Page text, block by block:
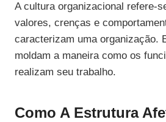
A cultura organizacional refere-
valores, crenças e
caracterizam uma organização.
moldam a maneira como os
realizam seu trabalho.
Como A Estrutura